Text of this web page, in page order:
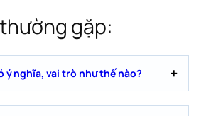
gặp:
ý nghĩa, vai trò như thế nào?